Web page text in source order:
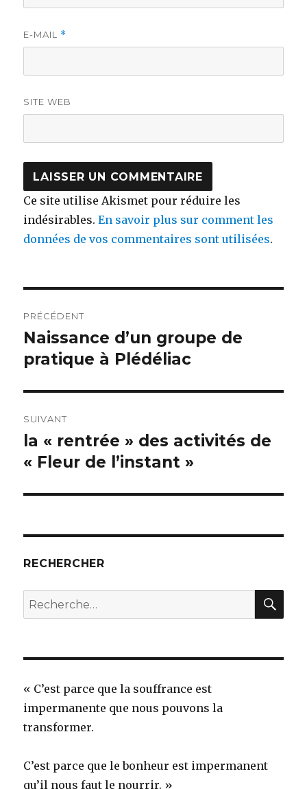
E-MAIL *
SITE WEB
Ce site utilise Akismet pour réduire les
indésirables.En savoir plus sur comment les
données de vos commentaires sont utilisées.
de
l’article
PRÉCÉDENT
Article
précédent :
Naissance d’un groupe de
pratique à Plédéliac
SUIVANT
Article
suivant :
la « rentrée » des activités de
« Fleur de l’instant »
RECHERCHER
Recherche
pour
« C’est parce que la souffrance est
impermanente que nous pouvons la
transformer.
C’est parce que le bonheur est impermanent
qu’il nous faut le nourrir. »